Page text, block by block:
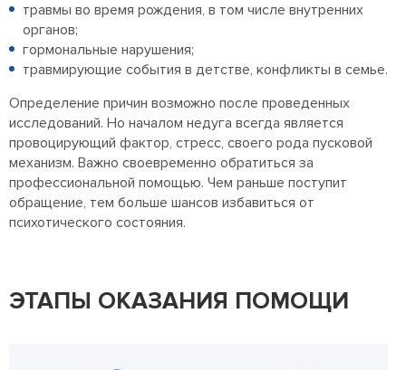
травмы во время рождения, в том числе внутренних
органов;
гормональные нарушения;
травмирующие события в детстве, конфликты в семье.
Определение причин возможно после проведенных
исследований. Но началом недуга всегда является
провоцирующий фактор, стресс, своего рода пусковой
механизм. Важно своевременно обратиться за
профессиональной помощью. Чем раньше поступит
обращение, тем больше шансов избавиться от
психотического состояния.
ЭТАПЫ ОКАЗАНИЯ ПОМОЩИ